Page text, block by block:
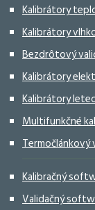
Kalibrátory
Kalibrátory
Bezdrôtový
Kalibrátory
Kalibrátory
Multifunkčné
Termočlánkový
Kalibračný
Validačný